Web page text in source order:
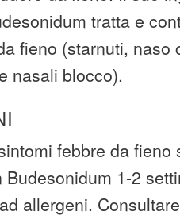
tratta e
fieno (starnuti, naso
nasali blocco).
febbre da
Budesonidum 1-2
allergeni.